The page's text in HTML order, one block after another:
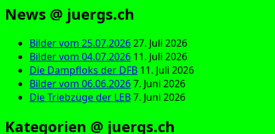
News @ juergs.ch
Bilder vom 25.07.202627. Juli 2026
Bilder vom 04.07.2026 11. Juli 2026
Die Dampfloks der DFB 11. Juli 2026
Bilder vom 06.06.20267. Juni 2026
Die Triebzüge der LEB7. Juni 2026
Kategorien @ juergs.ch